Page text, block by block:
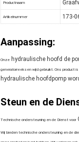
Productnaam
Artikelnummer 173-
Aanpassing:
Onze hydraulische hoofd de
generatorreeksen wijd gebruikt. Ons product
hydraulische hoofdpomp
Steun en de
Technische ondersteuning en de Dienst voor
Wij bieden technische ondersteuning en de